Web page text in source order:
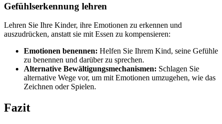
Gefühlserkennung lehren
Lehren Sie Ihre Kinder, ihre Emotionen zu erkennen und
auszudrücken, anstatt sie mit Essen zu kompensieren:
Emotionen benennen: Helfen Sie Ihrem Kind, seine Gefühle
zu benennen und darüber zu sprechen.
Alternative Bewältigungsmechanismen: Schlagen Sie
alternative Wege vor, um mit Emotionen umzugehen, wie das
Zeichnen oder Spielen.
Fazit